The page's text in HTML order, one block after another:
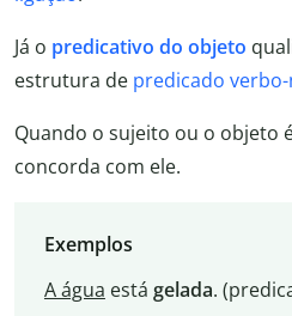
Já o predicativo do objeto
estrutura de predicado
Quando o sujeito ou o objeto
concorda com ele.
Exemplos
A água está gelada.